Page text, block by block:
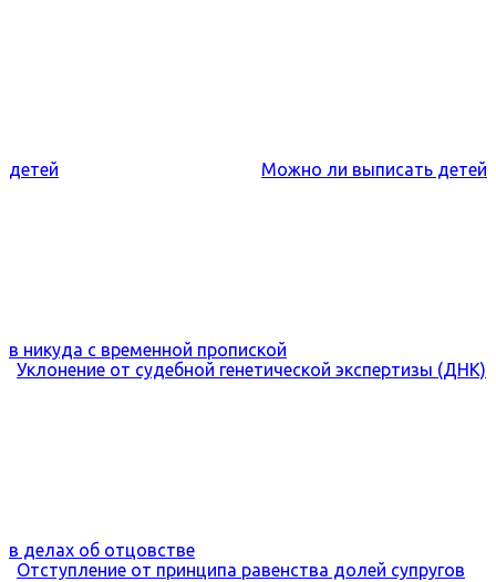
детей Можно ли выписать детей
в никуда с временной пропиской
Уклонение от судебной генетической экспертизы (ДНК)
в делах об отцовстве
Отступление от принципа равенства долей супругов